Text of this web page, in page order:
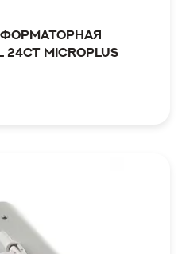
24CT MicroPlus